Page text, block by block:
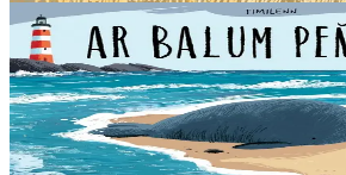
3 ans et plus
Timilenn
The Storm whale
Voici l'histoire d'un enfant solitaire, d'une
plage et d'une amitié qui changera leurs vies